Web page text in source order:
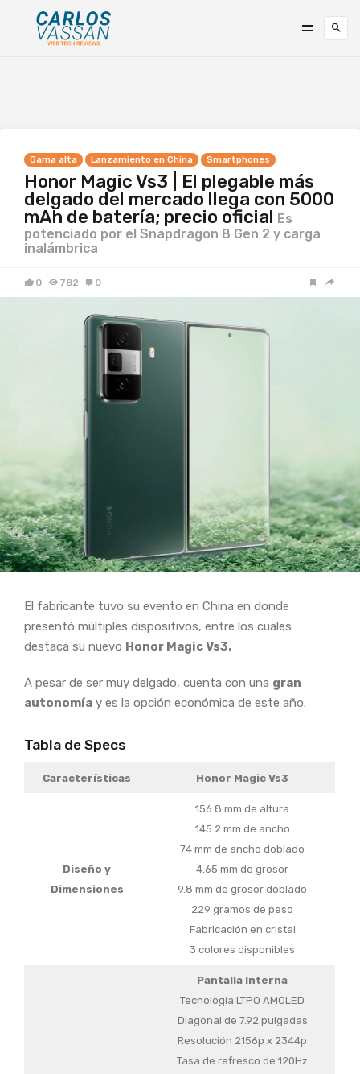
Gama alta Lanzamiento en China Smartphones
Honor Magic Vs3 | El plegable más
delgado del mercado llega con 5000
mAh de batería; precio oficial Es
potenciado por el Snapdragon 8 Gen 2 y carga
inalámbrica
0 782 0
El fabricante tuvo su evento en China en donde
presentó múltiples dispositivos, entre los cuales
destaca su nuevo Honor Magic Vs3.
A pesar de ser muy delgado, cuenta con una gran
autonomía y es la opción económica de este año.
Tabla de Specs
Características Honor Magic Vs3
Diseño y
Dimensiones
156.8 mm de altura
145.2 mm de ancho
74 mm de ancho doblado
4.65 mm de grosor
9.8 mm de grosor doblado
229 gramos de peso
Fabricación en cristal
3 colores disponibles
Pantalla Interna
Tecnología LTPO AMOLED
Diagonal de 7.92 pulgadas
Resolución 2156p x 2344p
Tasa de refresco de 120Hz